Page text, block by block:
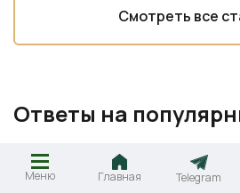
Смотреть все
Ответы на
В чем разница между
Меню Главная Telegram